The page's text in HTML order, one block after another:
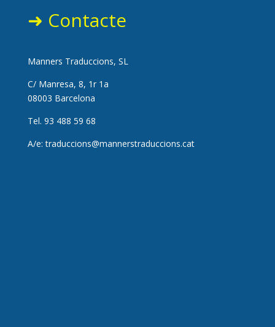
➜ Contacte
Manners Traduccions, SL
C/ Manresa, 8, 1r 1a
08003 Barcelona
Tel. 93 488 59 68
A/e: traduccions@mannerstraduccions.cat